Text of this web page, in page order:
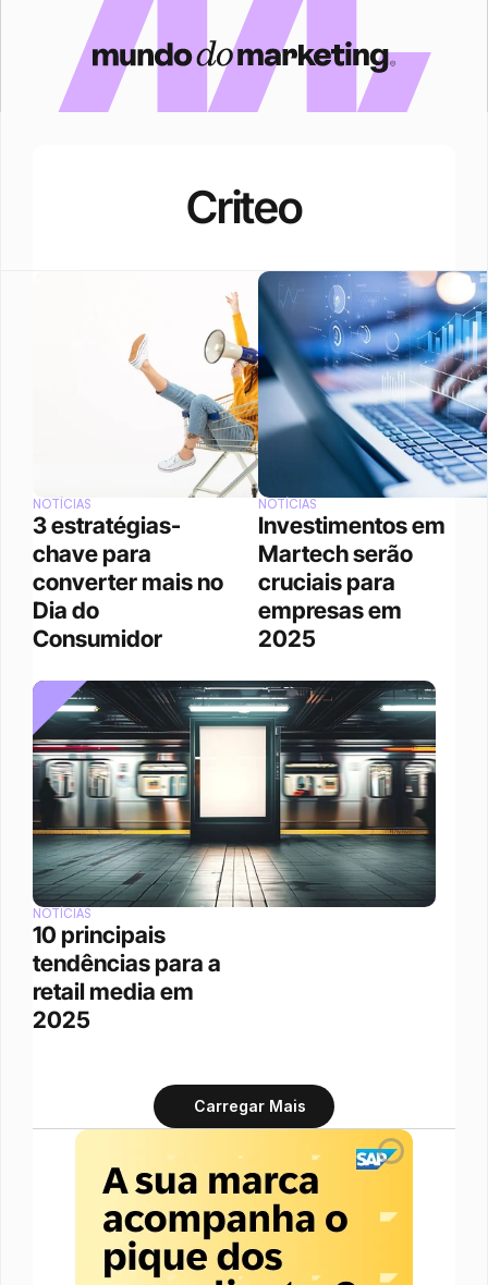
Criteo
NOTÍCIAS
3 estratégias-
chave para
converter mais no
Dia do
Consumidor
NOTÍCIAS
Investimentos em
Martech serão
cruciais para
empresas em
2025
NOTÍCIAS
10 principais
tendências para a
retail media em
2025
Carregar Mais